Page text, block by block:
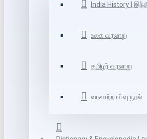
India History |
உலக வரலாறு
தமிழர் வரலாறு
வரலாற்றாய்வு நூல்